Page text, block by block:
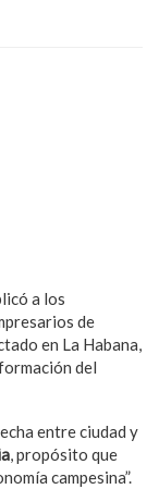
a los
de
en La Habana,
del
entre ciudad y
, propósito que
campesina”.